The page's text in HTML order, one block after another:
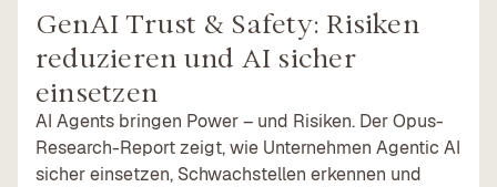
GenAI Trust & Safety: Risiken
reduzieren und AI sicher
einsetzen
AI Agents bringen Power – und Risiken. Der Opus-
Research-Report zeigt, wie Unternehmen Agentic AI
sicher einsetzen, Schwachstellen erkennen und